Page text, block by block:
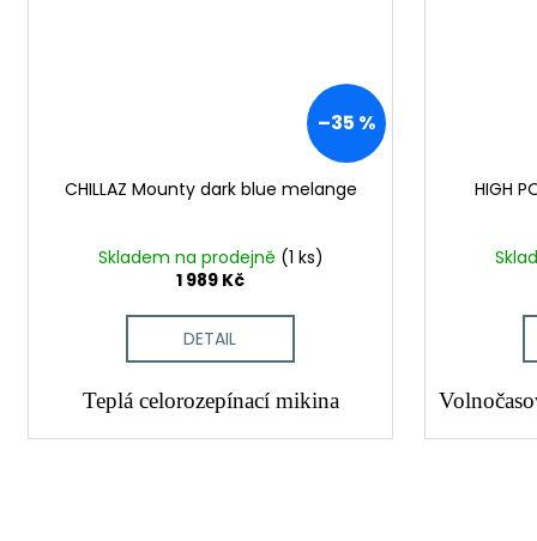
–35 %
CHILLAZ Mounty dark blue melange
Skladem na prodejně (1 ks)
1 989 Kč
DETAIL
Teplá celorozepínací mikina
HIGH